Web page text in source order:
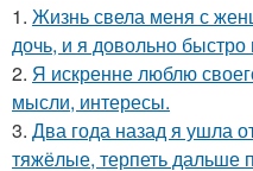
1. Жизнь свела меня с
дочь, и я довольно
2. Я искренне люблю
мысли, интересы.
3. Два года назад я ушла
тяжёлые, терпеть дальше